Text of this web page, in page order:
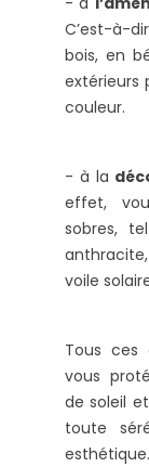
C’est-à-
bois, en
extérieurs
couleur.
- à la
effet,
sobres,
voile
Tous ces
vous
de soleil
toute
esthétique.